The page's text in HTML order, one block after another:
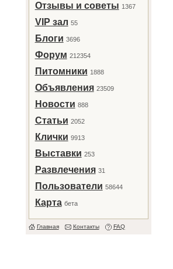
Отзывы и советы 1367
VIP зал 55
Блоги 3696
Форум 212354
Питомники 1888
Объявления 23509
Новости 888
Статьи 2052
Клички 9913
Выставки 253
Развлечения 31
Пользователи 58644
Карта бета
Главная Контакты FAQ